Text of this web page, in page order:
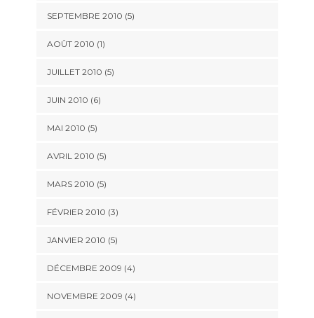
SEPTEMBRE 2010 (5)
AOÛT 2010 (1)
JUILLET 2010 (5)
JUIN 2010 (6)
MAI 2010 (5)
AVRIL 2010 (5)
MARS 2010 (5)
FÉVRIER 2010 (3)
JANVIER 2010 (5)
DÉCEMBRE 2009 (4)
NOVEMBRE 2009 (4)